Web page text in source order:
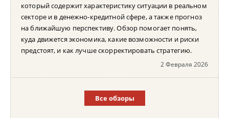
который содержит характеристику ситуации в реальном
секторе и в денежно-кредитной сфере, а также прогноз
на ближайшую перспективу. Обзор помогает понять,
куда движется экономика, какие возможности и риски
предстоят, и как лучше скорректировать стратегию.
2 Февраля 2026
Все обзоры